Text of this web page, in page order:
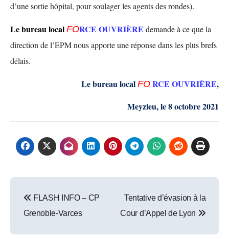
d’une sortie hôpital, pour soulager les agents des rondes).
Le bureau local FORCE OUVRIÈRE demandeà ce que la
direction de l’EPM nous apporte une réponse dans les plus brefs
délais.
Le bureau local FO RCE OUVRIÈRE,
Meyzieu,le8 octobre 2021
navigation
FLASH INFO – CP
Grenoble-Varces
Tentative d’évasion à la
Cour d’Appel de Lyon